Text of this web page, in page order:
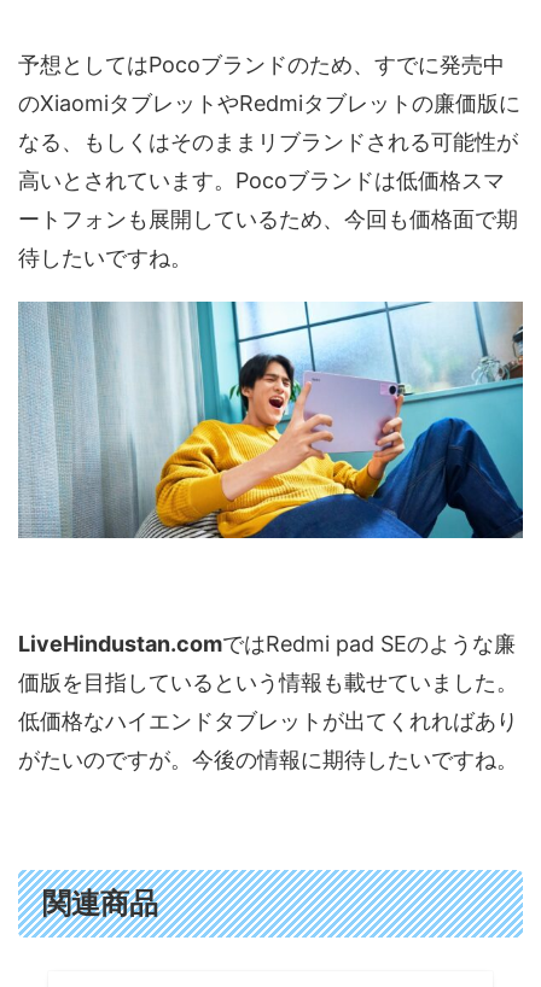
予想としてはPocoブランドのため、すでに発売中
のXiaomiタブレットやRedmiタブレットの廉価版に
なる、もしくはそのままリブランドされる可能性が
高いとされています。Pocoブランドは低価格スマ
ートフォンも展開しているため、今回も価格面で期
待したいですね。
LiveHindustan.comではRedmi pad SEのような廉
価版を目指しているという情報も載せていました。
低価格なハイエンドタブレットが出てくれればあり
がたいのですが。今後の情報に期待したいですね。
関連商品